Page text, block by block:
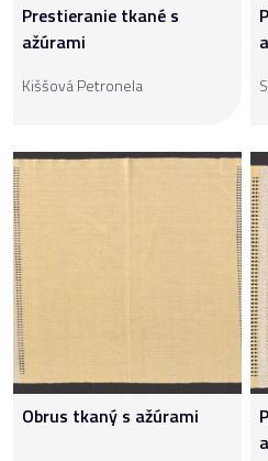
Prestieranie tkané s
ažúrami
Kiššová Petronela
Obrus tkaný s ažúrami